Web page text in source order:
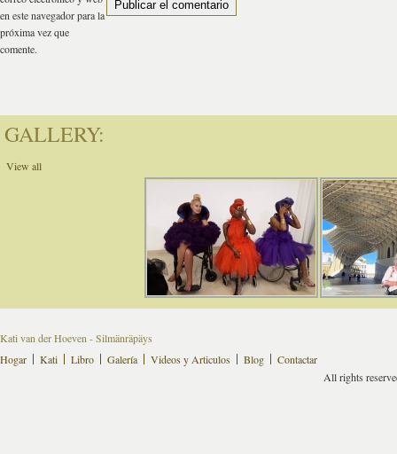
en este navegador para la
próxima vez que
comente.
GALLERY:
View all
Kati van der Hoeven - Silmänräpäys
Hogar
Kati Libro Galería Videos y Articulos Blog
Contactar
All rights